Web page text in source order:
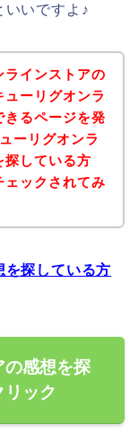
いですよ♪
ラインストアの
ーリグオンラ
きるページを発
ーリグオンラ
探している方
ェックされてみ
を探している方
の感想を探
リック